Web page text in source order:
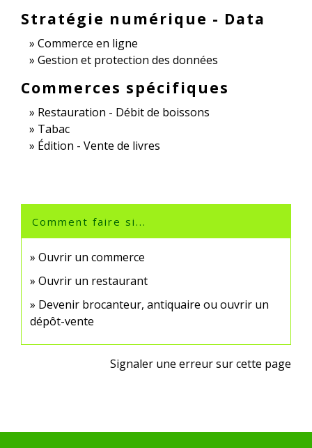
Stratégie numérique - Data
Commerce en ligne
Gestion et protection des données
Commerces spécifiques
Restauration - Débit de boissons
Tabac
Édition - Vente de livres
Comment faire si...
Ouvrir un commerce
Ouvrir un restaurant
Devenir brocanteur, antiquaire ou ouvrir un
dépôt-vente
Signaler une erreur sur cette page